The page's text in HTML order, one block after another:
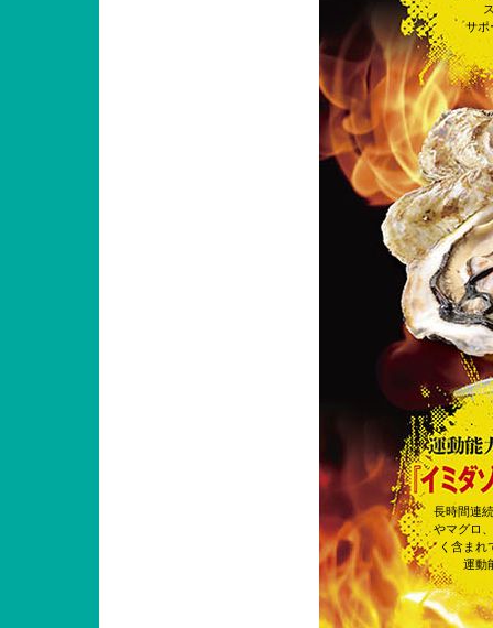
サポ
長時間連
やマグロ
く含まれ
運動